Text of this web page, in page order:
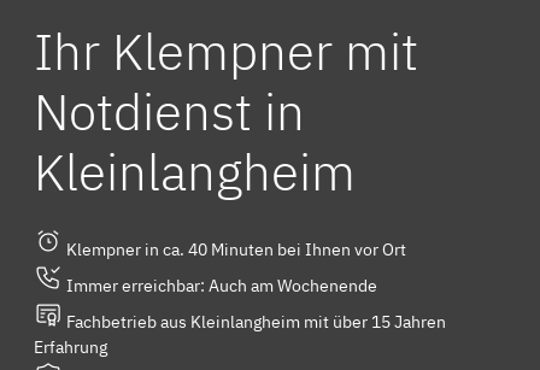
Ihr Klempner mit
Notdienst in
Kleinlangheim
Klempner in ca. 40 Minuten bei Ihnen vor Ort
Immer erreichbar: Auch am Wochenende
Fachbetrieb aus Kleinlangheim mit über 15 Jahren
Erfahrung